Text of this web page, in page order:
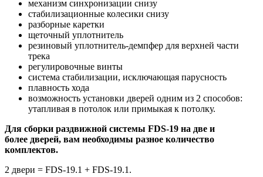
механизм синхронизации снизу
стабилизационные колесики снизу
разборные каретки
щеточный уплотнитель
резиновый уплотнитель-демпфер для верхней части
трека
регулировочные винты
система стабилизации, исключающая парусность
плавность хода
возможность установки дверей одним из 2 способов:
утапливая в потолок или примыкая к потолку.
Для сборки раздвижной системы FDS-19 на две и
более дверей, вам необходимы разное количество
комплектов.
2 двери = FDS-19.1 + FDS-19.1.